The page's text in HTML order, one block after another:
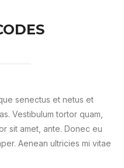
senectus et netus et
Vestibulum tortor quam,
sit amet, ante. Donec eu
Aenean ultricies mi vitae